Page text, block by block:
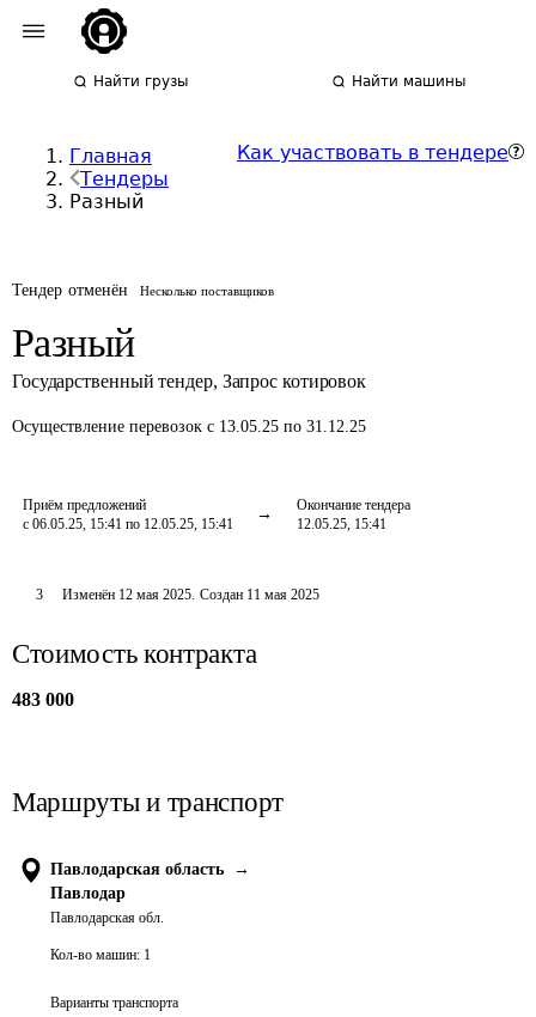
Найти грузы Найти машины
Главная
Тендеры
Разный
Как участвовать в тендере
Тендер отменён Несколько поставщиков
Разный
Государственный тендер, Запрос котировок
Осуществление перевозок с 13.05.25 по 31.12.25
Приём предложений
с 06.05.25, 15:41 по 12.05.25, 15:41
Окончание тендера
12.05.25, 15:41
3 Изменён 12 мая 2025. Создан 11 мая 2025
Стоимость контракта
483 000
Маршруты и транспорт
Павлодарская область
→
Павлодар
Павлодарская обл.
Кол-во машин: 1
Варианты транспорта